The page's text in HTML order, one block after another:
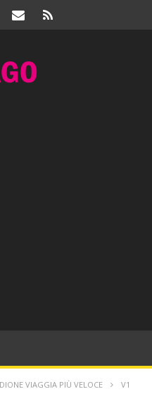
VIAGGIA PIÙ VELOCE V1